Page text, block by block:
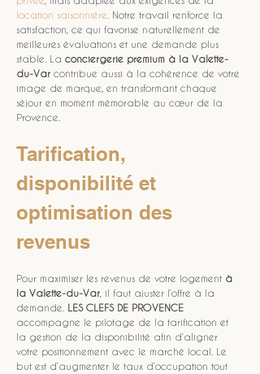
location saisonnière . Notre travail renforce la
satisfaction, ce qui favorise naturellement de
meilleures évaluations et une demande plus
stable. La conciergerie premium à la Valette-
du-Var contribue aussi à la cohérence de votre
image de marque, en transformant chaque
séjour en moment mémorable au cœur de la
Provence.
Tarification,
disponibilité et
optimisation des
revenus
Pour maximiser les revenus de votre logement à
la Valette-du-Var , il faut ajuster l’offre à la
demande. LES CLEFS DE PROVENCE
accompagne le pilotage de la tarification et
la gestion de la disponibilité afin d’aligner
votre positionnement avec le marché local. Le
but est d’augmenter le taux d’occupation tout